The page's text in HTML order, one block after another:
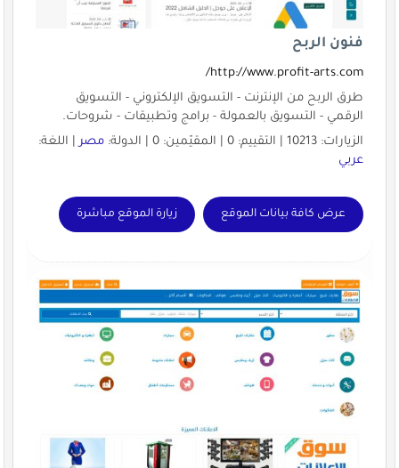
فنون الربح
http://www.profit-arts.com/
طرق الربح من الإنترنت - التسويق الإلكتروني - التسويق
الرقمي - التسويق بالعمولة - برامج وتطبيقات - شروحات.
الزيارات: 10213 | التقييم: 0 | المقيّمين: 0 | الدولة:
مصر| اللغة:
عربي
عرض كافة بيانات الموقع زيارة الموقع مباشرة